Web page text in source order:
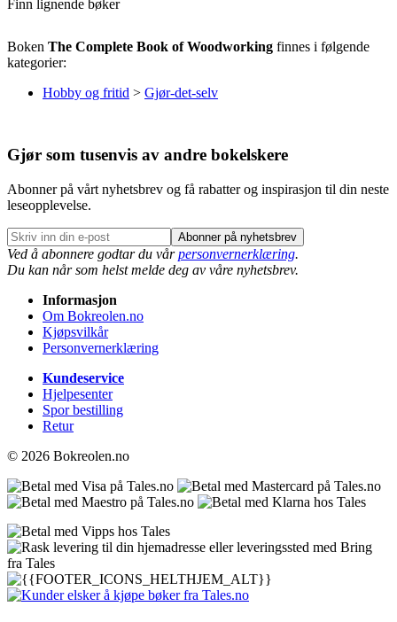
Finn lignende bøker
Boken The Complete Book of Woodworking finnes i følgende
kategorier:
Hobby og fritid > Gjør-det-selv
Gjør som tusenvis av andre bokelskere
Abonner på vårt nyhetsbrev og få rabatter og inspirasjon til din neste
leseopplevelse.
Abonner på nyhetsbrev
Ved å abonnere godtar du vårpersonvernerklæring.
Du kan når som helst melde deg av våre nyhetsbrev.
Informasjon
Om Bokreolen.no
Kjøpsvilkår
Personvernerklæring
Kundeservice
Hjelpesenter
Spor bestilling
Retur
© 2026 Bokreolen.no